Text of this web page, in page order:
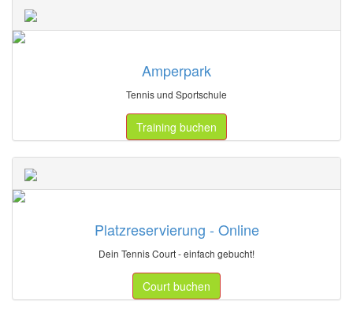
Amperpark
Tennis und Sportschule
Training buchen
Platzreservierung - Online
Dein Tennis Court - einfach gebucht!
Court buchen